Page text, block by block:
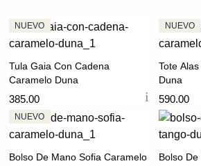
Tula Gaia Con Cadena
Caramelo Duna
385.00
Tote
Duna
590.00
Bolso De Mano Sofia Caramelo
Bolso